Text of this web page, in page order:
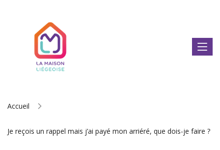
Accueil
Je reçois un rappel mais j’ai payé mon arriéré, que dois-je faire ?